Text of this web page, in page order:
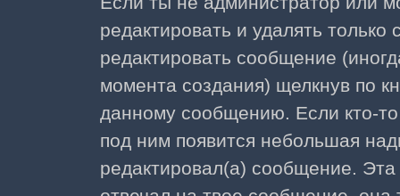
редактировать и удалять
редактировать сообщение
момента создания) щелкнув по
данному сообщению. Если кто-
под ним появится небольшая
редактировал(а) сообщение. Эта